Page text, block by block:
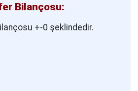
Bilançosu:
+-0 şeklindedir.